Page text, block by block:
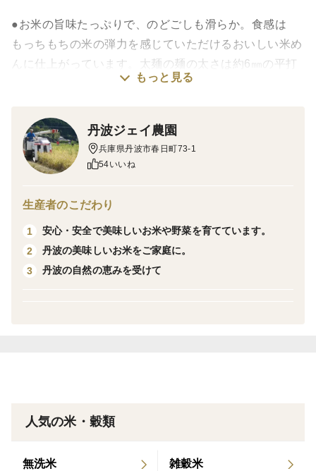
●お米の旨味たっぷりで、のどごしも滑らか。食感は
もっちもちの米の弾力を感じていただけるおいしい米め
んに仕上がっています。太麺の麺の太さは約6㎜の平打
●主原料となるお米は、丹波市の米処でとれたササニシ
キを使用。栽培期間中農薬・化学肥料不使用の自然栽培
の米です。また馬鈴薯でんぷんも自然栽培で育ったもの
を使用しています。
●丹波市は豊かな雨と雪による適度な湿潤と、豊穣をも
たらす肥沃な大地が広がります。特に秋から冬にかけて
●自家採種した籾から苗を作り、種を継ぐことで、丹波
品種の特徴
もっと見る
丹波ジェイ農園
兵庫県丹波市春日町73-1
54いいね
生産者のこだわり
1
安心・安全で美味しいお米や野菜を育てています。
2
丹波の美味しいお米をご家庭に。
3
丹波の自然の恵みを受けて
人気の米・穀類
無洗米 雑穀米